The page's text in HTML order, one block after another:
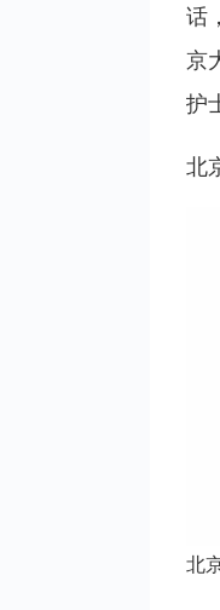
话
京
护
北
北